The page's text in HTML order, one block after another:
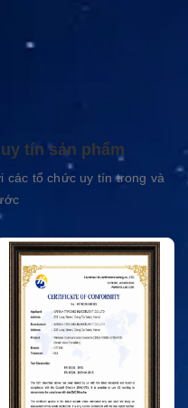
tín sản phẩm
các tổ chức uy tín trong và